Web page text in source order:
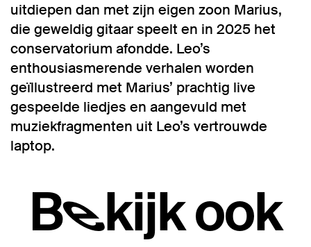
uitdiepen dan met zijn eigen zoon Marius,
die geweldig gitaar speelt en in 2025 het
conservatorium afondde. Leo’s
enthousiasmerende verhalen worden
geïllustreerd met Marius’ prachtig live
gespeelde liedjes en aangevuld met
muziekfragmenten uit Leo’s vertrouwde
laptop.
Bekijk ook